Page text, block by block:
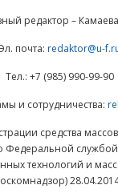
редактор –
почта: redaktor@u-
Тел.: +7 (985) 990-99-90
и сотрудничества:
средства
Федеральной
технологий и